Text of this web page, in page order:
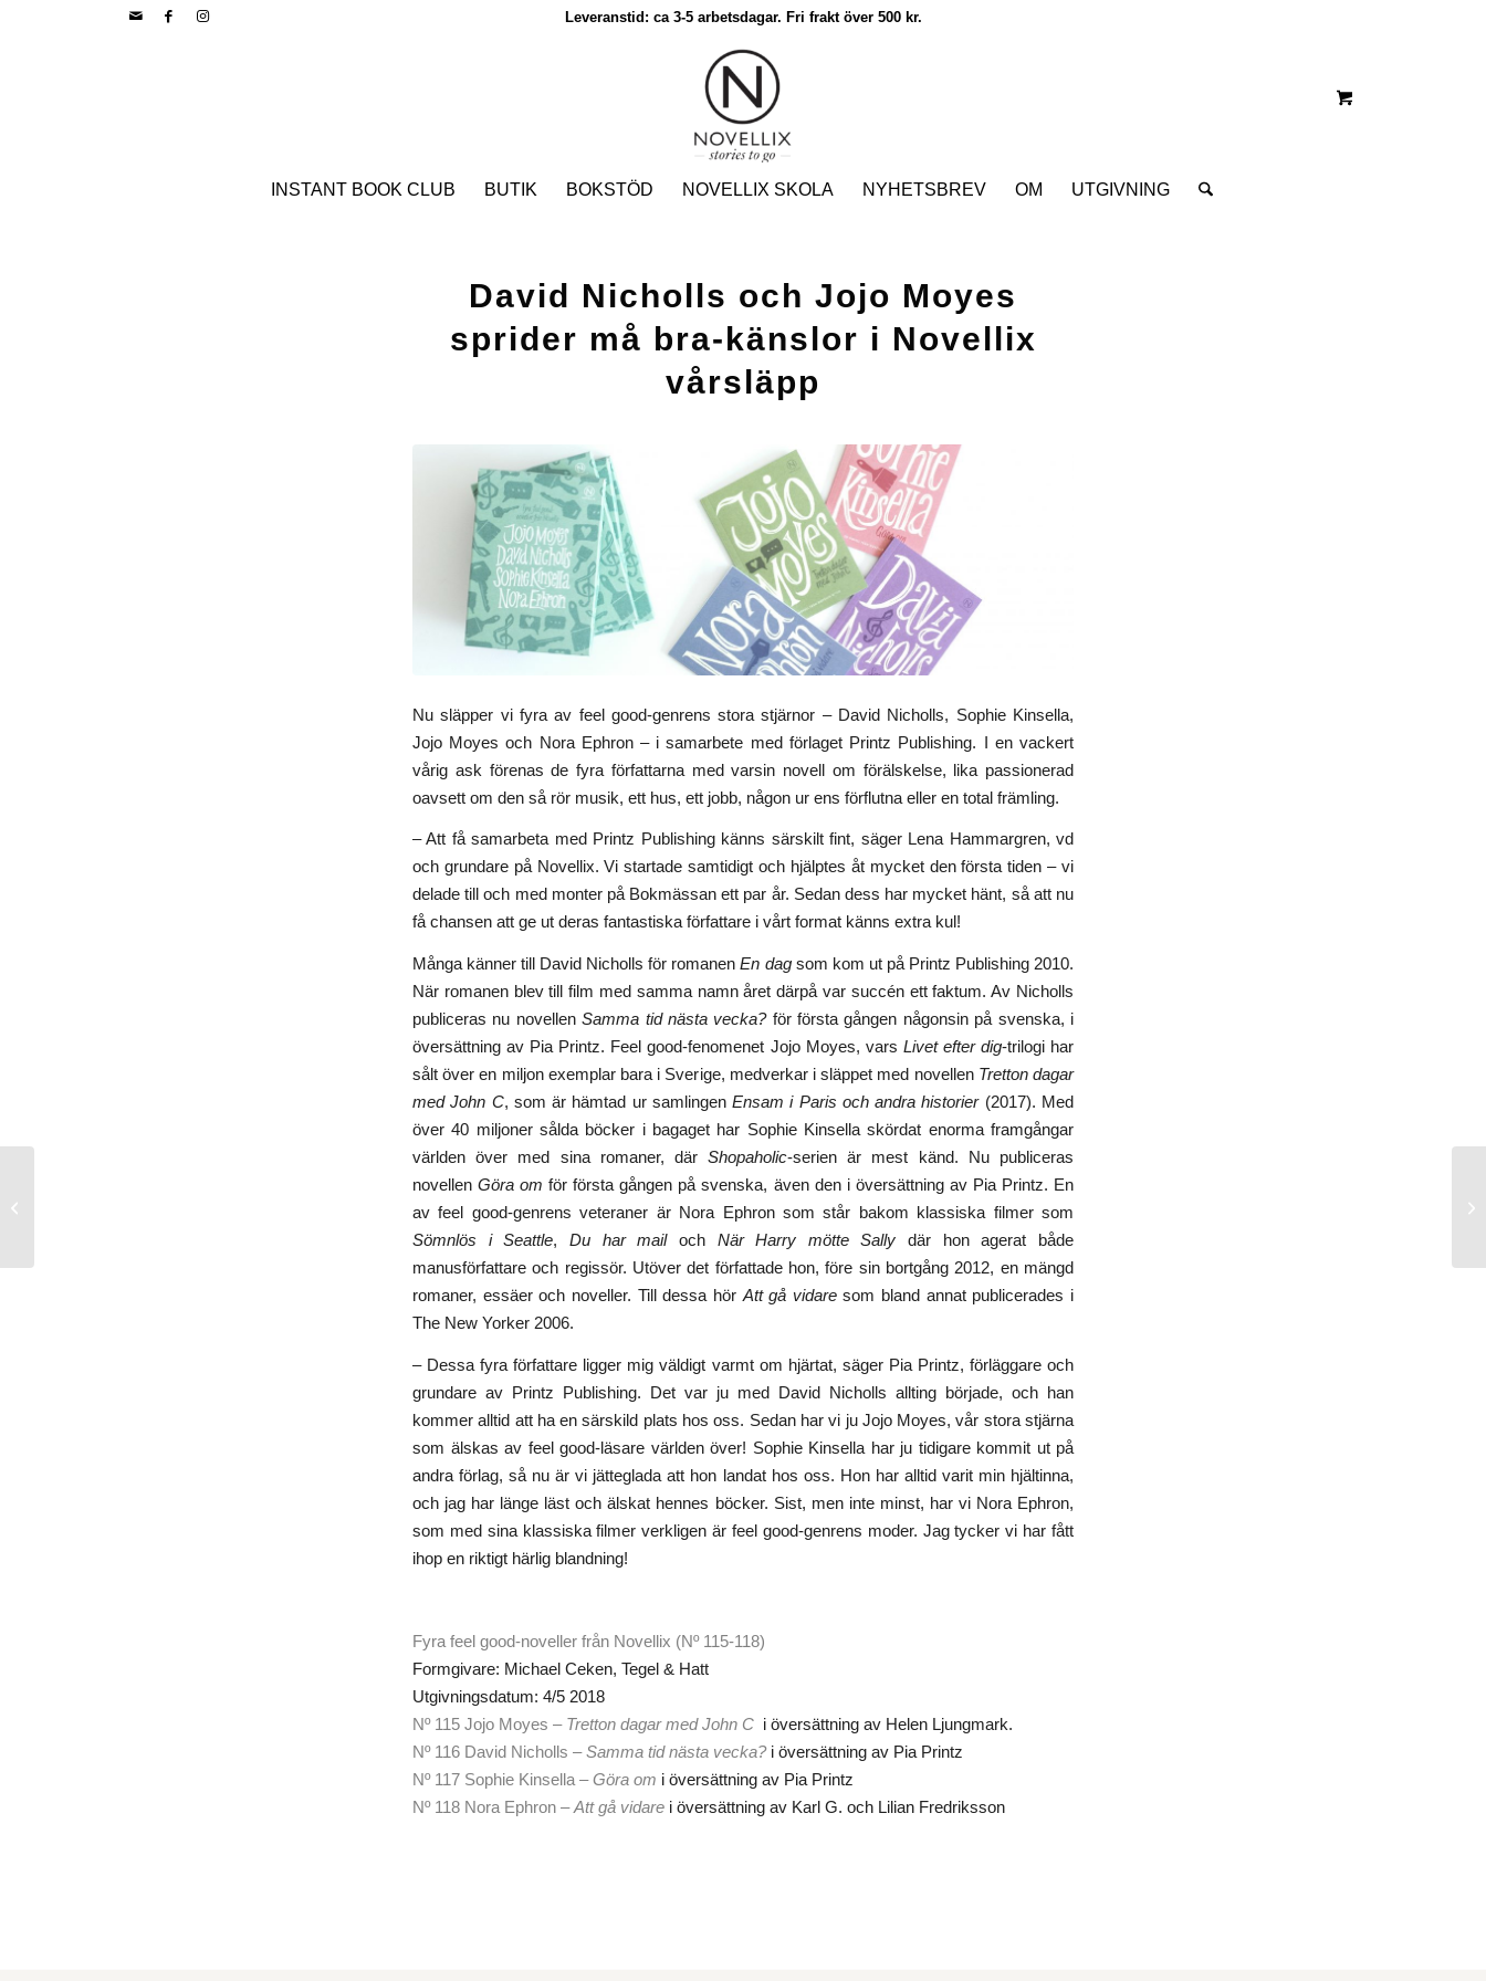
Leveranstid: ca 3-5 arbetsdagar. Fri frakt över 500 kr.
INSTANT BOOK CLUB BUTIK BOKSTÖD NOVELLIX SKOLA NYHETSBREV OM UTGIVNING
David Nicholls och Jojo Moyes
sprider må bra-känslor i Novellix
vårsläpp
Nu släpper vi fyra av feel good-genrens stora stjärnor – David Nicholls, Sophie Kinsella,
Jojo Moyes och Nora Ephron – i samarbete med förlaget Printz Publishing. I en vackert
vårig ask förenas de fyra författarna med varsin novell om förälskelse, lika passionerad
oavsett om den så rör musik, ett hus, ett jobb, någon ur ens förflutna eller en total främling.
– Att få samarbeta med Printz Publishing känns särskilt fint, säger Lena Hammargren, vd
och grundare på Novellix. Vi startade samtidigt och hjälptes åt mycket den första tiden – vi
delade till och med monter på Bokmässan ett par år. Sedan dess har mycket hänt, så att nu
få chansen att ge ut deras fantastiska författare i vårt format känns extra kul!
Många känner till David Nicholls för romanenEn dagsom kom ut på Printz Publishing 2010.
När romanen blev till film med samma namn året därpå var succén ett faktum. Av Nicholls
publiceras nu novellenSamma tid nästa vecka?för första gången någonsin på svenska, i
översättning av Pia Printz. Feel good-fenomenet Jojo Moyes, vars Livet efter dig-trilogi har
sålt över en miljon exemplar bara i Sverige, medverkar i släppet med novellen Tretton dagar
med John C, som är hämtad ur samlingenEnsam i Paris och andra historier(2017). Med
över 40 miljoner sålda böcker i bagaget har Sophie Kinsella skördat enorma framgångar
världen över med sina romaner, därShopaholic-serien är mest känd. Nu publiceras
novellenGöra om för första gången på svenska, även den i översättning av Pia Printz. En
av feel good-genrens veteraner är Nora Ephron som står bakom klassiska filmer som
Sömnlös i Seattle, Du har mailoch När Harry mötte Sally där hon agerat både
manusförfattare och regissör. Utöver det författade hon, före sin bortgång 2012, en mängd
romaner, essäer och noveller. Till dessa hör Att gå vidaresom bland annat publicerades i
The New Yorker 2006.
– Dessa fyra författare ligger mig väldigt varmt om hjärtat, säger Pia Printz, förläggare och
grundare av Printz Publishing. Det var ju med David Nicholls allting började, och han
kommer alltid att ha en särskild plats hos oss. Sedan har vi ju Jojo Moyes, vår stora stjärna
som älskas av feel good-läsare världen över! Sophie Kinsella har ju tidigare kommit ut på
andra förlag, så nu är vi jätteglada att hon landat hos oss. Hon har alltid varit min hjältinna,
och jag har länge läst och älskat hennes böcker. Sist, men inte minst, har vi Nora Ephron,
som med sina klassiska filmer verkligen är feel good-genrens moder. Jag tycker vi har fått
ihop en riktigt härlig blandning!
Fyra feel good-noveller från Novellix (Nº 115-118)
Formgivare: Michael Ceken, Tegel & Hatt
Utgivningsdatum: 4/5 2018
Nº 115 Jojo Moyes – Tretton dagar med John C i översättning av Helen Ljungmark.
Nº 116 David Nicholls –Samma tid nästa vecka?i översättning av Pia Printz
Nº 117 Sophie Kinsella –Göra om i översättning av Pia Printz
Nº 118 Nora Ephron –Att gå vidare i översättning av Karl G. och Lilian Fredriksson